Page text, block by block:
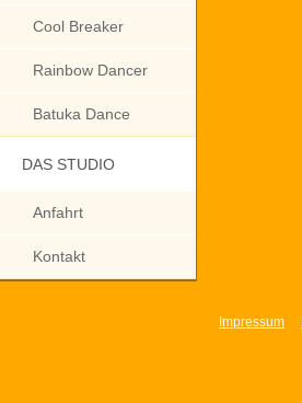
Cool Breaker
Rainbow Dancer
Batuka Dance
DAS STUDIO
Anfahrt
Kontakt
Impressum